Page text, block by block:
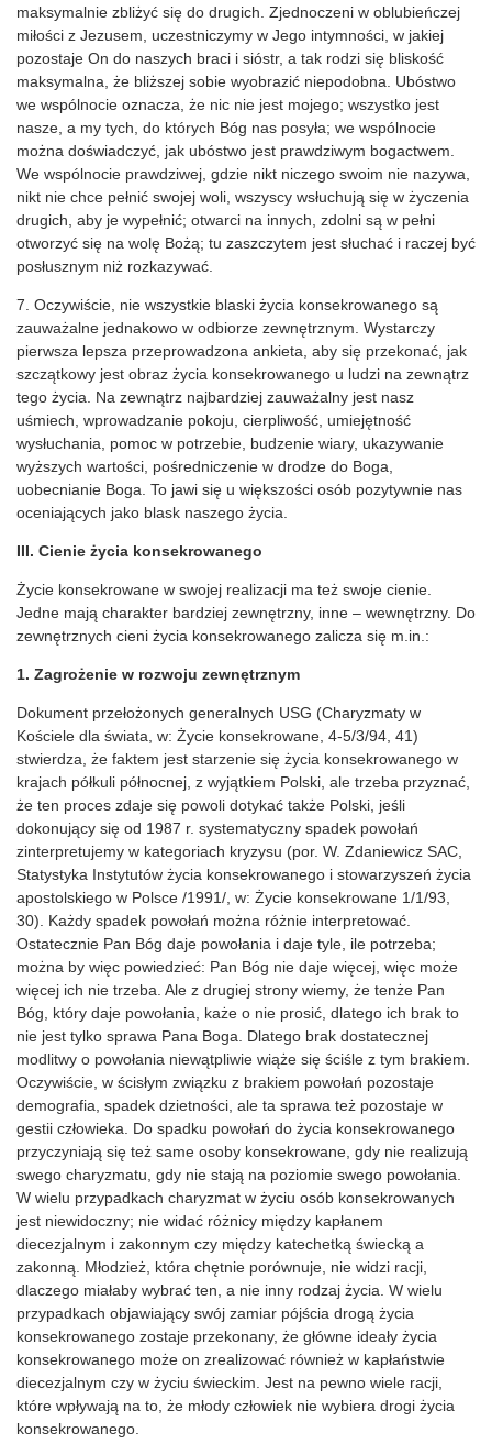
maksymalnie zbliżyć się do drugich. Zjednoczeni w oblubieńczej
miłości z Jezusem, uczestniczymy w Jego intymności, w jakiej
pozostaje On do naszych braci i sióstr, a tak rodzi się bliskość
maksymalna, że bliższej sobie wyobrazić niepodobna. Ubóstwo
we wspólnocie oznacza, że nic nie jest mojego; wszystko jest
nasze, a my tych, do których Bóg nas posyła; we wspólnocie
można doświadczyć, jak ubóstwo jest prawdziwym bogactwem.
We wspólnocie prawdziwej, gdzie nikt niczego swoim nie nazywa,
nikt nie chce pełnić swojej woli, wszyscy wsłuchują się w życzenia
drugich, aby je wypełnić; otwarci na innych, zdolni są w pełni
otworzyć się na wolę Bożą; tu zaszczytem jest słuchać i raczej być
posłusznym niż rozkazywać.
7. Oczywiście, nie wszystkie blaski życia konsekrowanego są
zauważalne jednakowo w odbiorze zewnętrznym. Wystarczy
pierwsza lepsza przeprowadzona ankieta, aby się przekonać, jak
szczątkowy jest obraz życia konsekrowanego u ludzi na zewnątrz
tego życia. Na zewnątrz najbardziej zauważalny jest nasz
uśmiech, wprowadzanie pokoju, cierpliwość, umiejętność
wysłuchania, pomoc w potrzebie, budzenie wiary, ukazywanie
wyższych wartości, pośredniczenie w drodze do Boga,
uobecnianie Boga. To jawi się u większości osób pozytywnie nas
oceniających jako blask naszego życia.
III. Cienie życia konsekrowanego
Życie konsekrowane w swojej realizacji ma też swoje cienie.
Jedne mają charakter bardziej zewnętrzny, inne – wewnętrzny. Do
zewnętrznych cieni życia konsekrowanego zalicza się m.in.:
1. Zagrożenie w rozwoju zewnętrznym
Dokument przełożonych generalnych USG (Charyzmaty w
Kościele dla świata, w: Życie konsekrowane, 4-5/3/94, 41)
stwierdza, że faktem jest starzenie się życia konsekrowanego w
krajach półkuli północnej, z wyjątkiem Polski, ale trzeba przyznać,
że ten proces zdaje się powoli dotykać także Polski, jeśli
dokonujący się od 1987 r. systematyczny spadek powołań
zinterpretujemy w kategoriach kryzysu (por. W. Zdaniewicz SAC,
Statystyka Instytutów życia konsekrowanego i stowarzyszeń życia
apostolskiego w Polsce /1991/, w: Życie konsekrowane 1/1/93,
30). Każdy spadek powołań można różnie interpretować.
Ostatecznie Pan Bóg daje powołania i daje tyle, ile potrzeba;
można by więc powiedzieć: Pan Bóg nie daje więcej, więc może
więcej ich nie trzeba. Ale z drugiej strony wiemy, że tenże Pan
Bóg, który daje powołania, każe o nie prosić, dlatego ich brak to
nie jest tylko sprawa Pana Boga. Dlatego brak dostatecznej
modlitwy o powołania niewątpliwie wiąże się ściśle z tym brakiem.
Oczywiście, w ścisłym związku z brakiem powołań pozostaje
demografia, spadek dzietności, ale ta sprawa też pozostaje w
gestii człowieka. Do spadku powołań do życia konsekrowanego
przyczyniają się też same osoby konsekrowane, gdy nie realizują
swego charyzmatu, gdy nie stają na poziomie swego powołania.
W wielu przypadkach charyzmat w życiu osób konsekrowanych
jest niewidoczny; nie widać różnicy między kapłanem
diecezjalnym i zakonnym czy między katechetką świecką a
zakonną. Młodzież, która chętnie porównuje, nie widzi racji,
dlaczego miałaby wybrać ten, a nie inny rodzaj życia. W wielu
przypadkach objawiający swój zamiar pójścia drogą życia
konsekrowanego zostaje przekonany, że główne ideały życia
konsekrowanego może on zrealizować również w kapłaństwie
diecezjalnym czy w życiu świeckim. Jest na pewno wiele racji,
które wpływają na to, że młody człowiek nie wybiera drogi życia
konsekrowanego.